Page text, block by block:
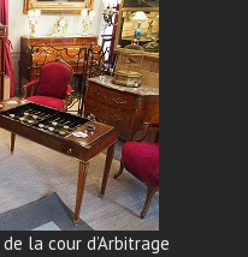
la cour d’Arbitrage